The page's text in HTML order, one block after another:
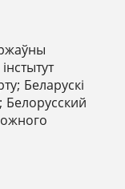
Беларускі
Белорусский